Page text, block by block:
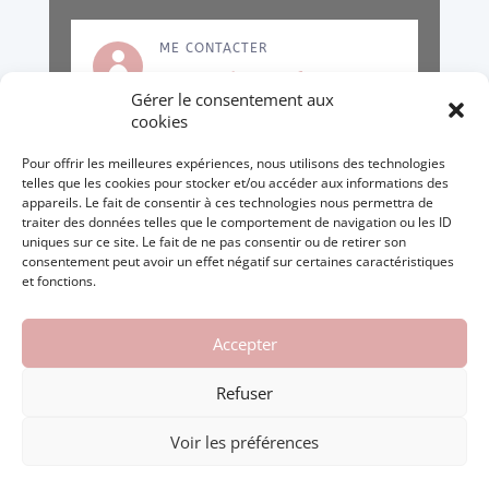
Gérer le consentement aux
cookies
Pour offrir les meilleures expériences, nous utilisons des technologies
telles que les cookies pour stocker et/ou accéder aux informations des
appareils. Le fait de consentir à ces technologies nous permettra de
traiter des données telles que le comportement de navigation ou les ID
uniques sur ce site. Le fait de ne pas consentir ou de retirer son
consentement peut avoir un effet négatif sur certaines caractéristiques
et fonctions.
Accepter
Refuser
Voir les préférences

ME CONTACTER
contact@celinecostes.fr
06 37 45 73 59
Du lundi au vendredi :9h – 18h
Secteur : Noé (31410), Muret (31600)
et alentours*
*des frais de déplacement peuvent vous être facturés en